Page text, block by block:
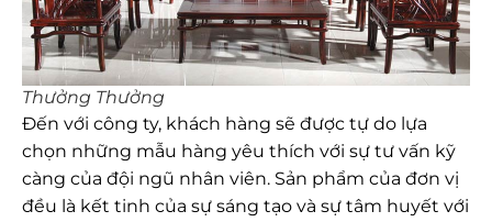
Thưởng Thưởng
Đến với công ty, khách hàng sẽ được tự do lựa
chọn những mẫu hàng yêu thích với sự tư vấn kỹ
càng của đội ngũ nhân viên. Sản phẩm của đơn vị
đều là kết tinh của sự sáng tạo và sự tâm huyết với